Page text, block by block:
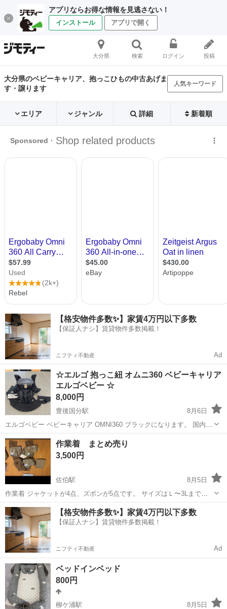
アプリならお得な情報を見逃さない！
インストール アプリで開く
大分県 検索 ログイン 投稿
大分県のベビーキャリア、抱っこひもの中古あげま
す・譲ります
人気キーワード
エリア ジャンル 詳細 新着順
【格安物件多数✨】家賃4万円以下多数
【保証人ナシ】賃貸物件多数掲載！
ニフティ不動産 Ad
☆エルゴ 抱っこ紐 オムニ360 ベビーキャリア
エルゴベビー ☆
8,000円
豊後国分駅
8月6日
エルゴベビー ベビーキャリア OMNI360 ブラックになります。 国内正
規品です。使用することがなくなったため出品いたします。
大分 大分市 豊後国分駅 ベビー用品
作業着 まとめ売り
3,500円
佐伯駅
8月5日
作業着 ジャケットが4点、ズボンが5点です。 サイズはＬ〜3Lまで、
混ざっています。 袋に入っているものは新品です。 多少傷やよごれが
あります。 最終値下げ
大分 佐伯市 佐伯駅 ベビー用品
【格安物件多数✨】家賃4万円以下多数
【保証人ナシ】賃貸物件多数掲載！
ニフティ不動産 Ad
ベッドインベッド
800円
柳ケ浦駅
8月5日